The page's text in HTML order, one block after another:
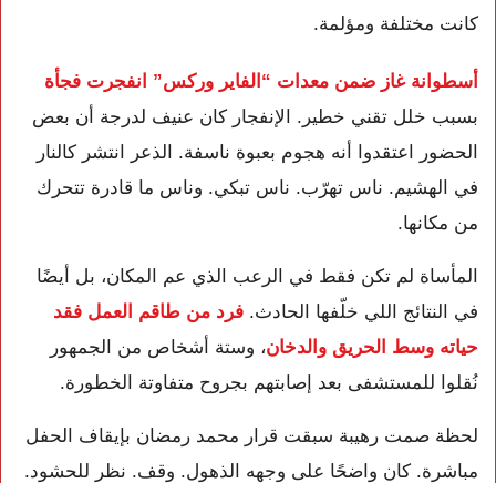
كانت مختلفة ومؤلمة.
أسطوانة غاز ضمن معدات “الفاير وركس” انفجرت فجأة
بسبب خلل تقني خطير. الإنفجار كان عنيف لدرجة أن بعض
الحضور اعتقدوا أنه هجوم بعبوة ناسفة. الذعر انتشر كالنار
في الهشيم. ناس تهرّب. ناس تبكي. وناس ما قادرة تتحرك
من مكانها.
المأساة لم تكن فقط في الرعب الذي عم المكان، بل أيضًا
في النتائج اللي خلّفها الحادث. فرد من طاقم العمل فقد
حياته وسط الحريق والدخان، وستة أشخاص من الجمهور
نُقلوا للمستشفى بعد إصابتهم بجروح متفاوتة الخطورة.
لحظة صمت رهيبة سبقت قرار محمد رمضان بإيقاف الحفل
مباشرة. كان واضحًا على وجهه الذهول. وقف. نظر للحشود.